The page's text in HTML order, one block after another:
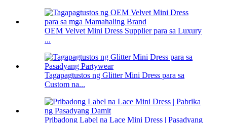
OEM Velvet Mini Dress Supplier para sa Luxury
...
Tagapagtustos ng Glitter Mini Dress para sa
Custom na...
Pribadong Label na Lace Mini Dress | Pasadyang